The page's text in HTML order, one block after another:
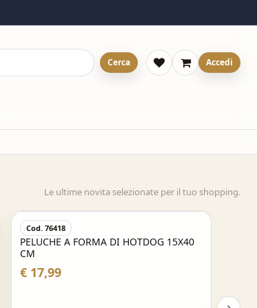
Cerca Accedi
Le ultime novita selezionate per il tuo shopping.
Cod. 76418
PELUCHE A FORMA DI HOTDOG 15X40
CM
€ 17,99